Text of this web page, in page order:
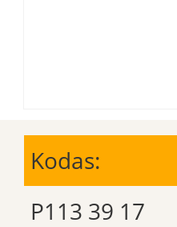
Kodas:
P113 39 17